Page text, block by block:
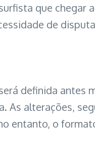
que
de
definida
As alterações,
entanto, o